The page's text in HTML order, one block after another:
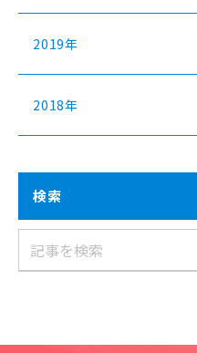
2019年
2018年
検索